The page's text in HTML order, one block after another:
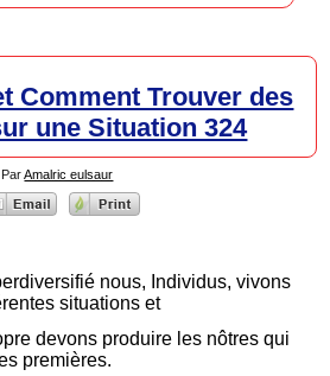
Comment Trouver des
une Situation 324
Par Amalric eulsaur
nous, Individus, vivons
situations et
devons produire les nôtres qui
premières.